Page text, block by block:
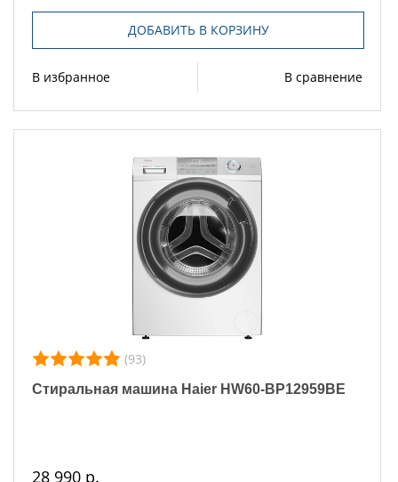
ДОБАВИТЬ В КОРЗИНУ
В избранное В сравнение
(93)
Стиральная машина Haier HW60-BP12959BE
28 990 р.